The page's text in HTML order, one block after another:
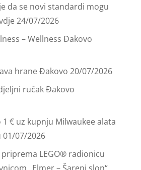
da se novi standardi mogu
24/07/2026
– Wellness Đakovo
hrane Đakovo 20/07/2026
ručak Đakovo
€ uz kupnju Milwaukee alata
01/07/2026
LEGO® radionicu